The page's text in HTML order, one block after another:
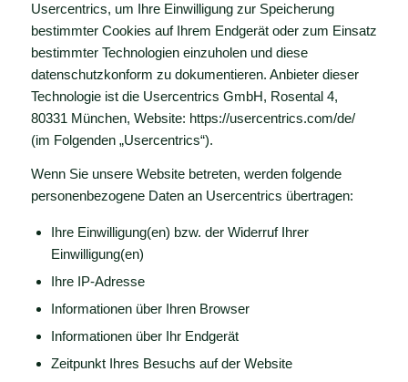
Usercentrics, um Ihre Einwilligung zur Speicherung
bestimmter Cookies auf Ihrem Endgerät oder zum Einsatz
bestimmter Technologien einzuholen und diese
datenschutzkonform zu dokumentieren. Anbieter dieser
Technologie ist die Usercentrics GmbH, Rosental 4,
80331 München, Website: https://usercentrics.com/de/
(im Folgenden „Usercentrics“).
Wenn Sie unsere Website betreten, werden folgende
personenbezogene Daten an Usercentrics übertragen:
Ihre Einwilligung(en) bzw. der Widerruf Ihrer
Einwilligung(en)
Ihre IP-Adresse
Informationen über Ihren Browser
Informationen über Ihr Endgerät
Zeitpunkt Ihres Besuchs auf der Website